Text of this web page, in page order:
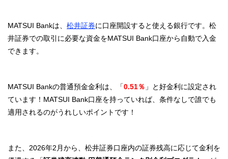
MATSUI Bankは、 松井証券に口座開設すると使える銀行です。松
井証券での取引に必要な資金をMATSUI Bank口座から自動で入金
できます。
MATSUI Bankの普通預金金利は、「0.51％ 」と好金利に設定され
ています！MATSUI Bank口座を持っていれば、条件なしで誰でも
適用されるのがうれしいポイントです！
また、2026年2月から、松井証券口座内の証券残高に応じて金利を